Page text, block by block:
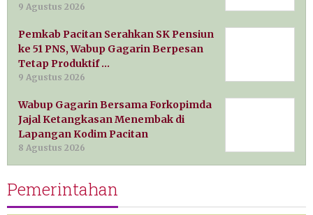
9 Agustus 2026
Pemkab Pacitan Serahkan SK Pensiun
ke 51 PNS, Wabup Gagarin Berpesan
Tetap Produktif …
9 Agustus 2026
Wabup Gagarin Bersama Forkopimda
Jajal Ketangkasan Menembak di
Lapangan Kodim Pacitan
8 Agustus 2026
Pemerintahan